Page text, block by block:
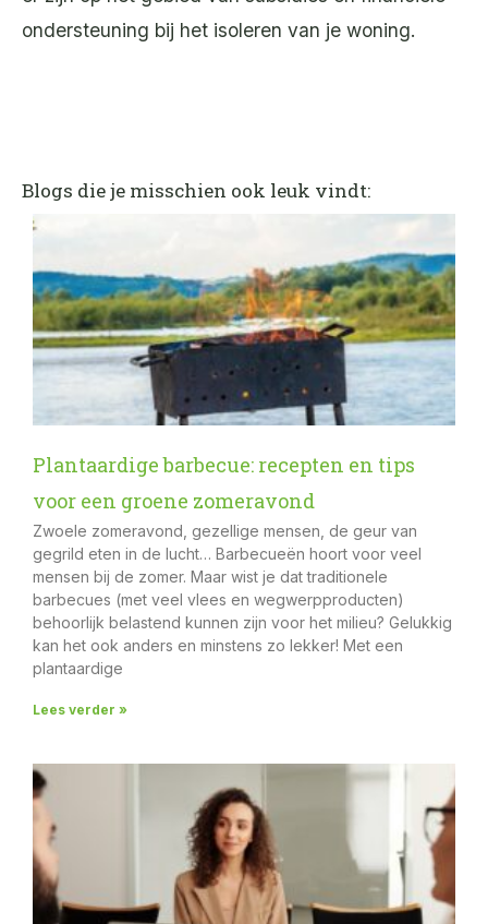
ondersteuning bij het isoleren van je woning.
Blogs die je misschien ook leuk vindt:
Plantaardige barbecue: recepten en tips
voor een groene zomeravond
Zwoele zomeravond, gezellige mensen, de geur van
gegrild eten in de lucht… Barbecueën hoort voor veel
mensen bij de zomer. Maar wist je dat traditionele
barbecues (met veel vlees en wegwerpproducten)
behoorlijk belastend kunnen zijn voor het milieu? Gelukkig
kan het ook anders en minstens zo lekker! Met een
plantaardige
Lees verder »